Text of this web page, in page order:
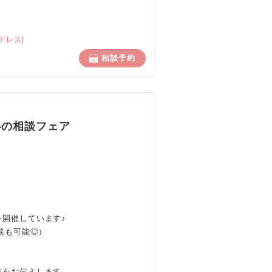
レス)
相談予約
相談フェア
催しています♪
も可能◎）